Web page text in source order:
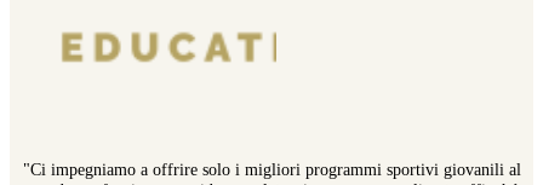
"Ci impegniamo a offrire solo i migliori programmi sportivi giovanili al